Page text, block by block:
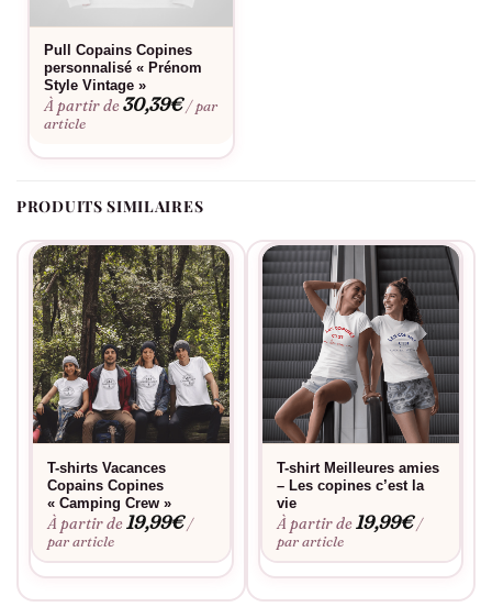
Pull Copains Copines
personnalisé « Prénom
Style Vintage »
À partir de30,39€ / par
article
PRODUITS SIMILAIRES
T-shirts Vacances
Copains Copines
« Camping Crew »
À partir de19,99€ /
par article
T-shirt Meilleures amies
– Les copines c’est la
vie
À partir de19,99€ /
par article